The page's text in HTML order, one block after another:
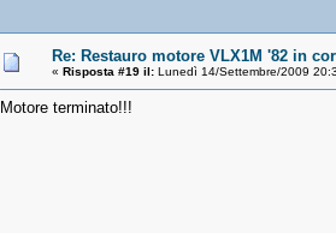
Re: Restauro motore VLX1M '82 in
« Risposta #19 il: Lunedì 14/Settembre/2009
Motore terminato!!!